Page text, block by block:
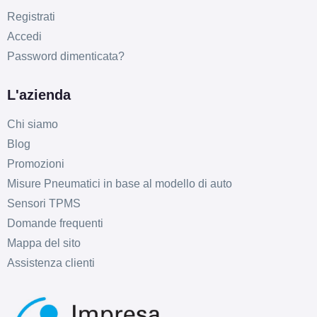
Registrati
Accedi
Password dimenticata?
L'azienda
Chi siamo
Blog
Promozioni
Misure Pneumatici in base al modello di auto
Sensori TPMS
Domande frequenti
Mappa del sito
Assistenza clienti